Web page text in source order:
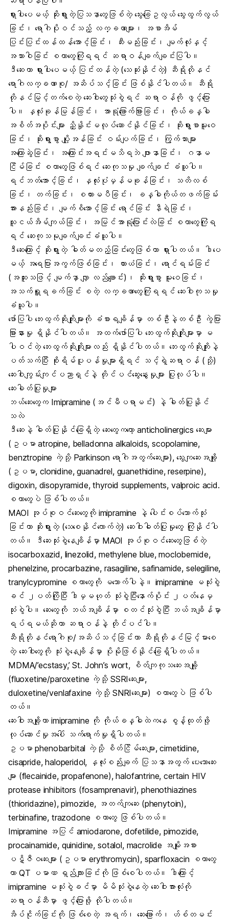
ရှားပါးပေမယ့် ဆိုးရွားတဲ့ပြသနာတွေဖြစ်တဲ့ သွေးခြေဥလွယ် သွေးထွက်လွယ်
ခြင်း၊ ရောဂါပိုးဝင်သည့် လက္ခဏာများ၊ အစာအိမ်
ပြင်းပြင်းထန်ထန်အောင့်ခြင်း၊ ဆီးမည်းခြင်း၊ မျက်လုံးနှင့်
အသားဝါခြင်း စတာတွေကြုံရရင် ဆရာဝန်ချက်ချင်းပြပါ။
ဒီဆေးဟာ ရှားပါးပေမယ့် ပြင်းထန်တဲ့ (သေဆုံးနိုင်တဲ့) ဆီရိုတိုနင်
ရောဂါလက္ခဏာစု/ အဆိပ်သင့်ခြင်း ဖြစ်နိုင်ပါတယ်။ ဆီရို
တိုနင်မြင့်တက်စေတဲ့ ဆေးဝါးတွေသုံးစွဲရင် ဆရာဝန်ကို ဖွင့်ပြော
ပါ။ နှလုံးခုန်မြန်ခြင်း၊ အာရုံခြောက်ခြားခြင်း၊ ကိုယ်ခန္ဓါ
အစိတ်အပိုင်းများ ညှိနှိုင်းမလုပ်ဆောင်နိုင်ခြင်း၊ ဆိုးရွားစာမူးဝေ
ခြင်း၊ ဆိုးရွားစွာ ပျို့အန်ခြင်း ဝမ်းပျက်ခြင်း၊ ကြွက်သားများ
အကြောဆွဲခြင်း၊ အကြောင်းအရင်းမသိရဘဲ ဖျားနာခြင်း၊ ဂနာမ
ငြိမ်ခြင်း စတာတွေဖြစ်ရင် ဆေးကုသမှု ချက်ချင်း ခံယူပါ။
ရင်ဘတ်အောင့်ခြင်း၊ နှလုံးပုံမှန်မခုန်ခြင်း၊ သတိလစ်
ခြင်း၊ တက်ခြင်း၊ စကားမပီခြင်း၊ ခန္ဓါကိုယ်တဖက်ခြမ်း
အားနည်းခြင်း၊ မျက်စိအောင့်ခြင်း ရောင်ခြင်း နီရဲခြင်း၊
သူငယ်အိမ်ကျယ်ခြင်း၊ အမြင်အာရုံပြောင်းလဲခြင်း စတာတွေကြုံရ
ရင် ဆေးကုသမုချက်ချင်းခံယူပါ။
ဒီဆေးကြောင့် ဆိုးရွားတဲ့ ဓါတ်မတည့်ခြင်းတွေဖြစ်တာ ရှားပါတယ်။ ဒါပေ
မယ့် အရေပြားအကွက်ဖြစ်ခြင်း၊ ယားယံခြင်း၊ ရောင်ရမ်းခြင်း
(အထူးသဖြင့် မျက်နှာ လျှာ လည်ချောင်း)၊ ဆိုးရွားစွာ မူးဝေခြင်း၊
အသက်ရှူရခက်ခြင်း စတဲ့ လက္ခဏာတွေကြုံရရင် ဆေးဝါးကုသမှု
ခံယူပါ။
ဖော်ပြပါ ဘေးထွက်ဆိုးကျိုးများကို ခံစားရချိန်မှာ တစ်ဦးနဲ့တစ်ဦး ကွဲပြား
ခြားနားမှု ရှိနိုင်ပါတယ်။ အထက်ဖော်ပြပါ ဘေးထွက်ဆိုးကျိုးများမှာ မ
ပါဝင်တဲ့ ဘေးထွက်ဆိုးကျိုးများလည်း ရှိနိုင်ပါတယ်။ ဘေးထွက်ဆိုးကျိုးနဲ့
ပတ်သက်ပြီး စိုးရိမ်ပူပန်မှုများရှိရင် သင့်ရဲ့ဆရာဝန် (သို့)
ဆေးဝါးကျွမ်းကျင်ပညာရှင်နဲ့ တိုင်ပင်ဆွေးနွေးမှုများ ပြုလုပ်ပါ။
ဆေးဓါတ်ပြုမှုများ
ဘယ်ဆေးတွေက Imipramine (အင်မီပရာမင်း) နဲ့ ဓါတ်ပြုနိုင်
သလဲ
ဒီဆေးနဲ့ ဓါတ်ပြုနိုင်ခြေရှိတဲ့ ဆေးတွေကတော့ anticholinergics ဆေးများ
(ဥပမာ atropine, belladonna alkaloids, scopolamine,
benztropine ကဲ့သို့ Parkinson ရောဂါအတွက်ဆေးများ), သွေးကျဆေးအချို့
(ဥပမာ, clonidine, guanadrel, guanethidine, reserpine),
digoxin, disopyramide, thyroid supplements, valproic acid.
စတာတွေပဲ ဖြစ်ပါတယ်။
MAOI အုပ်စုဝင်ဆေးတွေကို imipramine နဲ့ ပေါင်းစပ်သောက်သုံး
ခြင်းဟာ ဆိုးရွားတဲ့ (သေစေနိုင်လောက်တဲ့) ဆေးဝါးဓါတ်ပြုမှုတွေ ကြုံနိုင်ပါ
တယ်။ ဒီဆေးသုံးစွဲနေချိန်မှာ MAOI အုပ်စုဝင်ဆေးတွေဖြစ်တဲ့
isocarboxazid, linezolid, methylene blue, moclobemide,
phenelzine, procarbazine, rasagiline, safinamide, selegiline,
tranylcypromine စတာတွေကို မသောက်ပါနဲ့။ imipramine မသုံးစွဲ
ခင် ၂ပတ်ကြိုပြီး ဒါမှမဟုတ် သုံးစွဲပြီးနောက်ပိုင်း ၂ပတ်နေမှ
သုံးစွဲပါ။ ဆေးတွေကို ဘယ်အချိန်မှာ စတင်သုံးစွဲပြီး ဘယ်အချိန်မှာ
ရပ်ရမယ်ဆိုတာ ဆရာဝန်နဲ့ တိုင်ပင်ပါ။
ဆီရိုတိုနင်ရောဂါစု/အဆိပ်သင့်ခြင်းဟာ ဆီရိုတိုနင်မြင့်မားစေ
တဲ့ ဆေးဝါးတွေကို သုံးစွဲနေချိန်မှာ ပိုမိုဖြစ်နိုင်ခြေရှိပါတယ်။
MDMA/’ecstasy,’ St. John’s wort, စိတ်ကျကုသဆေးအချို့
(fluoxetine/paroxetine ကဲ့သို့ SSRIဆေးများ,
duloxetine/venlafaxine ကဲ့သို့ SNRIဆေးများ) စတာတွေပဲ ဖြစ်ပါ
တယ်။
ဆေးဝါးအချို့ဟာ imipramine ကို ကိုယ်ခန္ဓါထဲကနေ စွန့်ထုတ်ဖို့
လုပ်ဆောင်မှုအပေါ် သက်ရောက်မှုရှိပါတယ်။
ဥပမာ phenobarbital ကဲ့သို့ စိတ်ငြိမ်ဆေးများ, cimetidine,
cisapride, haloperidol, နှလုံးစည်းချက် ပြသနာအတွက် ပေးသောဆေး
များ (flecainide, propafenone), halofantrine, certain HIV
protease inhibitors (fosamprenavir), phenothiazines
(thioridazine), pimozide, အတက်ကျဆေး (phenytoin),
terbinafine, trazodone စတာတွေ ဖြစ်ပါတယ်။
Imipramine အပြင် amiodarone, dofetilide, pimozide,
procainamide, quinidine, sotalol, macrolide အမျိုးအစား
ပဋိဇီဝဆေးများ (ဥပမာ erythromycin), sparfloxacin စတာတွေ
ဟာ QT ပမာဏ ရှည်လျားခြင်းကို ဖြစ်စေပါတယ်။ ဒါကြောင့်
imipramine မသုံးစွဲခင်မှာ မိမိသုံးစွဲနေတဲ့ ဆေးဝါးအားလုံးကို
ဆရာဝန်ဆီမှာ ဖွင့်ပြောဖို့ လိုပါတယ်။
အိပ်ငိုက်ခြင်းကို ဖြစ်စေတဲ့ အရက်၊ ဆေးခြောက်၊ ဟ်စ်တမင်း